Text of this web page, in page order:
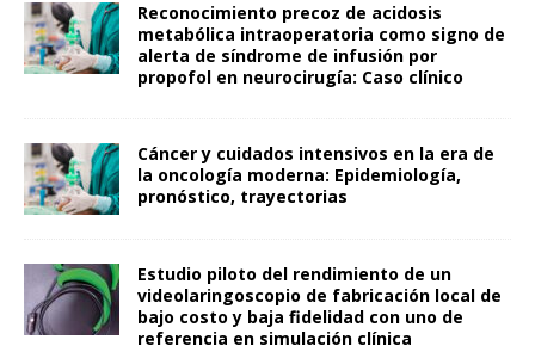
Reconocimiento precoz de acidosis
metabólica intraoperatoria como signo de
alerta de síndrome de infusión por
propofol en neurocirugía: Caso clínico
Cáncer y cuidados intensivos en la era de
la oncología moderna: Epidemiología,
pronóstico, trayectorias
Estudio piloto del rendimiento de un
videolaringoscopio de fabricación local de
bajo costo y baja fidelidad con uno de
referencia en simulación clínica